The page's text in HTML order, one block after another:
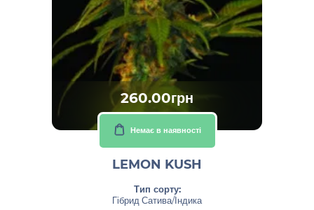
260.00грн
Немає в наявності
LEMON KUSH
Тип сорту:
Гібрид Сатива/Індика